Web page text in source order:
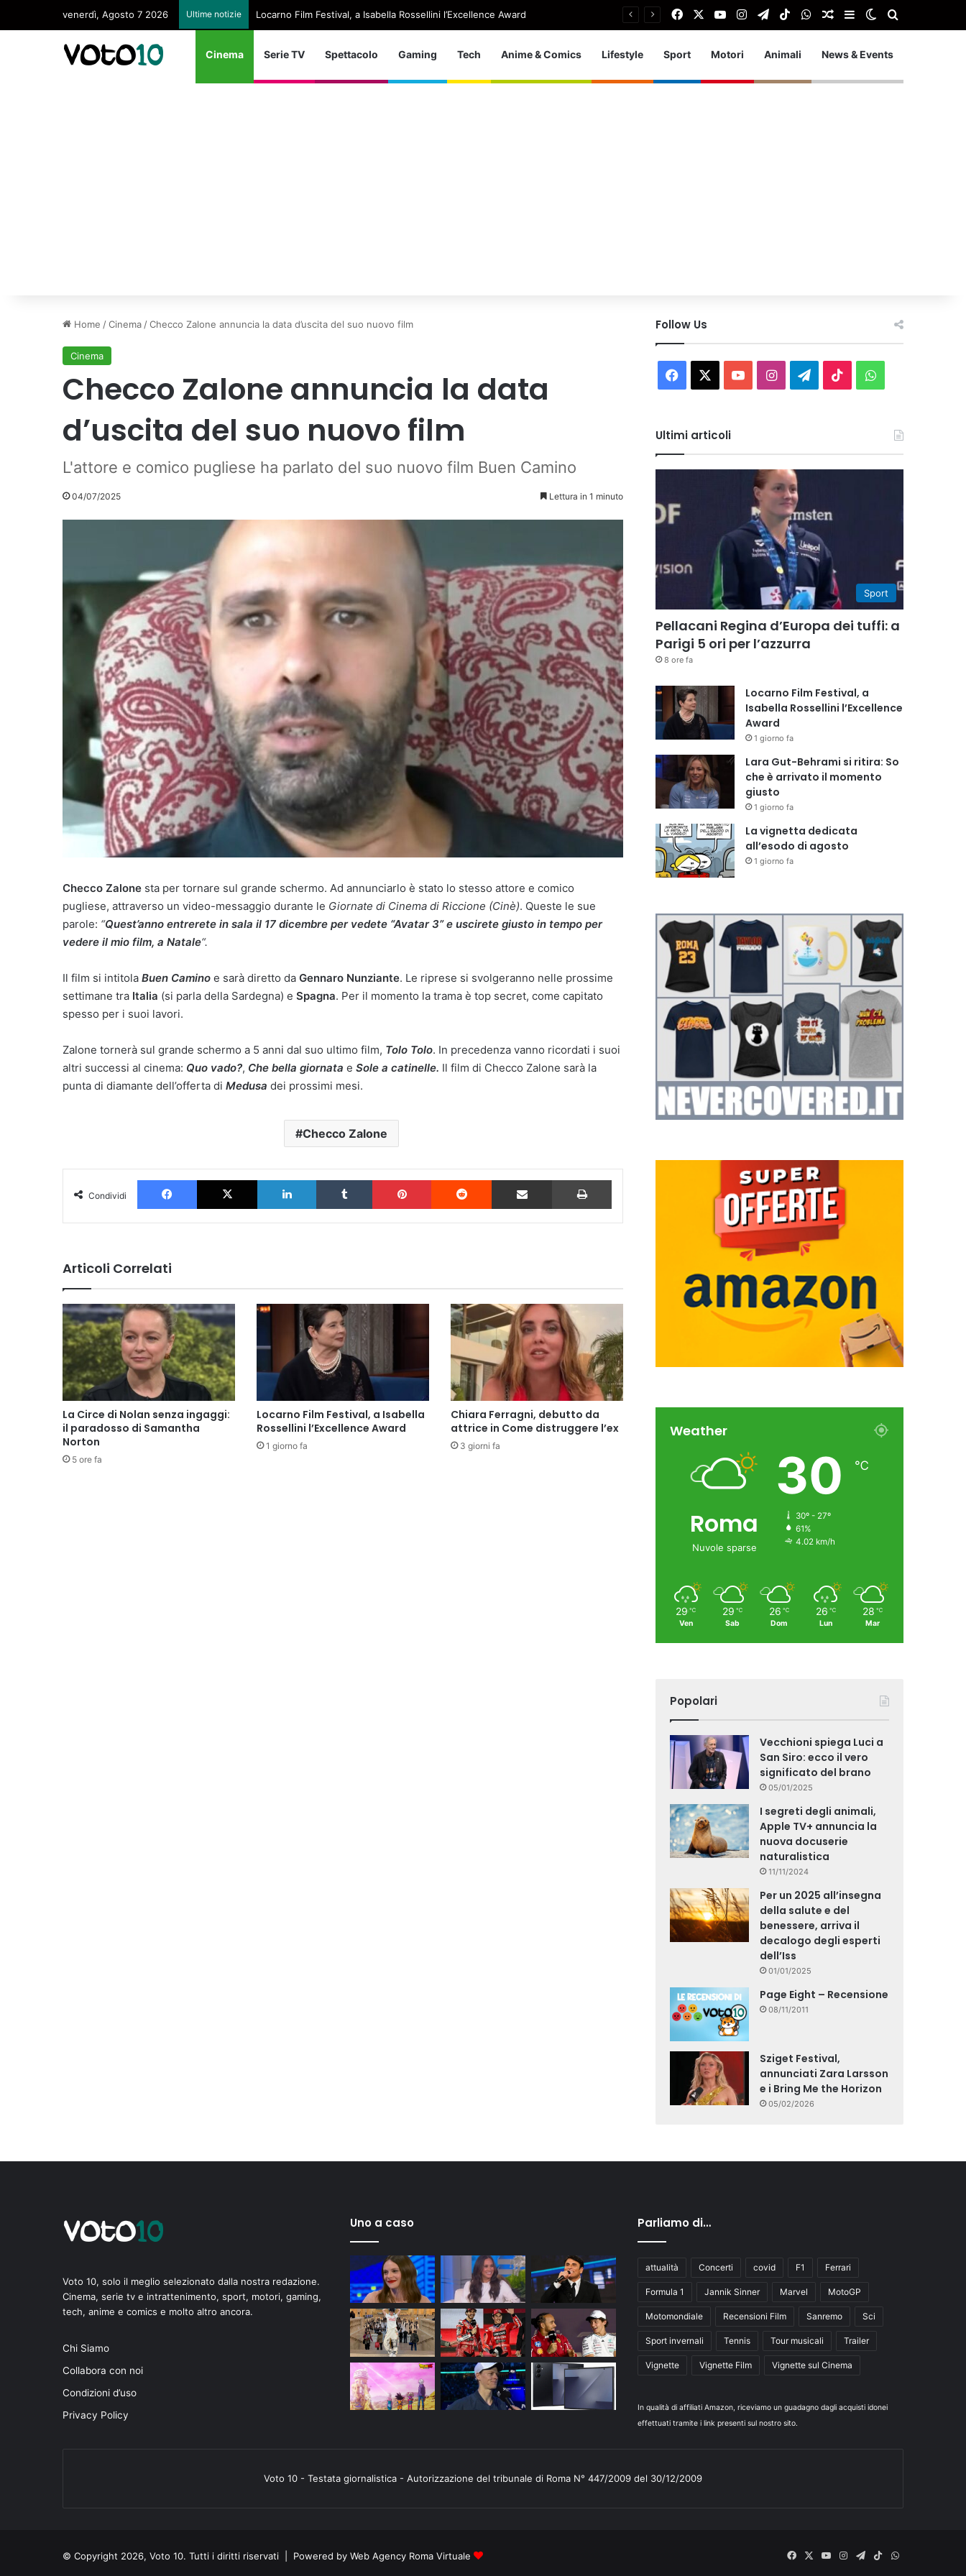
venerdì, Agosto 7 2026 Ultime notizie Locarno Film Festival, a Isabella Rossellini l’Excellence Award FacebookYou TubeInstagram
TelegramTikTokWhatsApp
Articolo Random
Barra laterale
Cambia aspetto
Cinema Serie TV Spettacolo Gaming Tech Anime & Comics Lifestyle Sport Motori Animali News & Events
Home /Cinema /Checco Zalone annuncia la data d’uscita del suo nuovo film
Cinema
Checco Zalone annuncia la data
d’uscita del suo nuovo film
L'attore e comico pugliese ha parlato del suo nuovo film Buen Camino
04/07/2025 Lettura in 1 minuto
Checco Zalone sta per tornare sul grande schermo. Ad annunciarlo è stato lo stesso attore e comico
pugliese, attraverso un video-messaggio durante le Giornate di Cinema di Riccione (Cinè). Queste le sue
parole: “Quest’anno entrerete in sala il 17 dicembre per vedete “Avatar 3” e uscirete giusto in tempo per
vedere il mio film, a Natale“.
Il film si intitola Buen Camino e sarà diretto da Gennaro Nunziante. Le riprese si svolgeranno nelle prossime
settimane tra Italia (si parla della Sardegna) e Spagna. Per il momento la trama è top secret, come capitato
spesso per i suoi lavori.
Zalone tornerà sul grande schermo a 5 anni dal suo ultimo film, Tolo Tolo. In precedenza vanno ricordati i suoi
altri successi al cinema: Quo vado?, Che bella giornata e Sole a catinelle. Il film di Checco Zalone sarà la
punta di diamante dell’offerta di Medusa dei prossimi mesi.
Checco Zalone
Condividi
Facebook X LinkedIn Tumblr Pinterest Reddit Condividi via Email Stampa
Articoli Correlati
La Circe di Nolan senza ingaggi:
il paradosso di Samantha
Norton
5 ore fa
Locarno Film Festival, a Isabella
Rossellini l’Excellence Award
1 giorno fa
Chiara Ferragni, debutto da
attrice in Come distruggere l’ex
3 giorni fa
Follow Us
Facebook You InstagramTelegram
TikTokWhatsApp
Ultimi articoli
Sport
Pellacani Regina d’Europa dei tuffi: a
Parigi 5 ori per l’azzurra
8 ore fa
Locarno Film Festival, a
Isabella Rossellini l’Excellence
Award
1 giorno fa
Lara Gut-Behrami si ritira: So
che è arrivato il momento
giusto
1 giorno fa
La vignetta dedicata
all’esodo di agosto
1 giorno fa
Weather
Roma
Nuvole sparse
30 ℃
30º - 27º
61%
4.02 km/h
29 ℃
Ven
29 ℃
Sab
26 ℃
Dom
26 ℃
Lun
28 ℃
Mar
Popolari
Vecchioni spiega Luci a
San Siro: ecco il vero
significato del brano
05/01/2025
I segreti degli animali,
Apple TV+ annuncia la
nuova docuserie
naturalistica
11/11/2024
Per un 2025 all’insegna
della salute e del
benessere, arriva il
decalogo degli esperti
dell’Iss
01/01/2025
Page Eight – Recensione
08/11/2011
Sziget Festival,
annunciati Zara Larsson
e i Bring Me the Horizon
05/02/2026
Voto 10, solo il meglio selezionato dalla nostra redazione.
Cinema, serie tv e intrattenimento, sport, motori, gaming,
tech, anime e comics e molto altro ancora.
Chi Siamo
Collabora con noi
Condizioni d’uso
Privacy Policy
Uno a caso Parliamo di…
attualità Concerti covid F1 Ferrari
Formula 1 Jannik Sinner Marvel MotoGP
Motomondiale Recensioni Film Sanremo Sci
Sport invernali Tennis Tour musicali Trailer
Vignette Vignette Film Vignette sul Cinema
In qualità di affiliati Amazon, riceviamo un guadagno dagli acquisti idonei
effettuati tramite i link presenti sul nostro sito.
Voto 10 - Testata giornalistica - Autorizzazione del tribunale di Roma N° 447/2009 del 30/12/2009
© Copyright 2026, Voto 10. Tutti i diritti riservati | Powered by Web Agency Roma Virtuale Facebook
X
YouInstagram
Telegram
TikTokWhatsApp